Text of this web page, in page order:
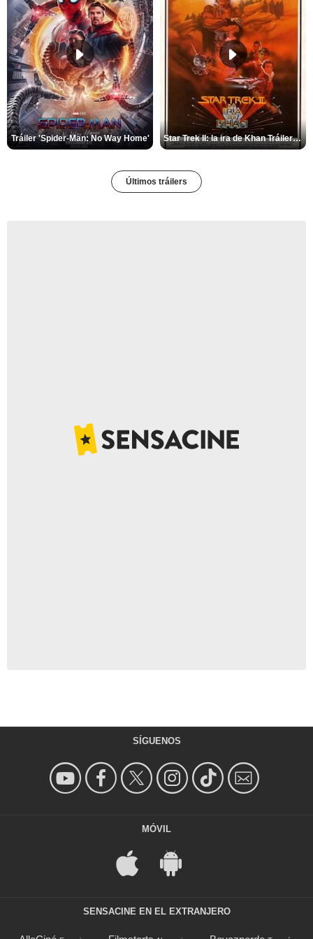
Tráiler 'Spider-Man: No Way Home' Star Trek II: la ira de Khan Tráiler VO
Últimos tráilers
SÍGUENOS
MÓVIL
SENSACINE EN EL EXTRANJERO